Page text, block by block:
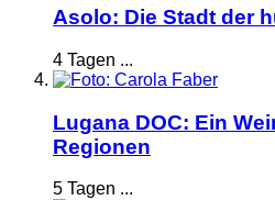
Asolo: Die Stadt der
4 Tagen ...
Lugana DOC: Ein
Regionen
5 Tagen ...